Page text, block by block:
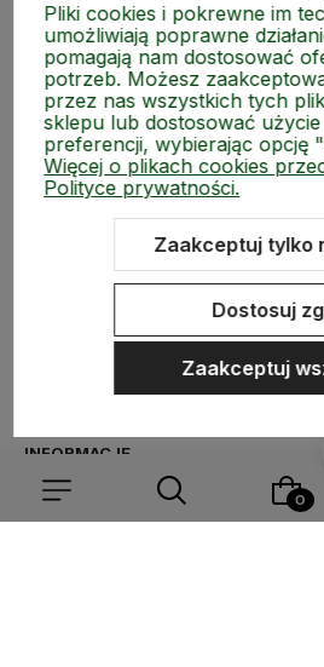
MEDIA SPOŁECZNOŚCIOWE
MOJE KONTO
INFORMACJE
Pliki cookies i pokrewne im
umożliwiają poprawne
pomagają nam dostosować
potrzeb. Możesz
przez nas wszystkich tych
sklepu lub dostosować
preferencji, wybierając opcję
Więcej o plikach cookies
Polityce prywatności.
Zaakceptuj tylko
Dostosuj
Zaakceptuj